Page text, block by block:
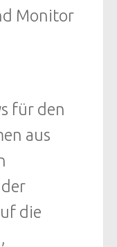
Monitor
für den
aus
die